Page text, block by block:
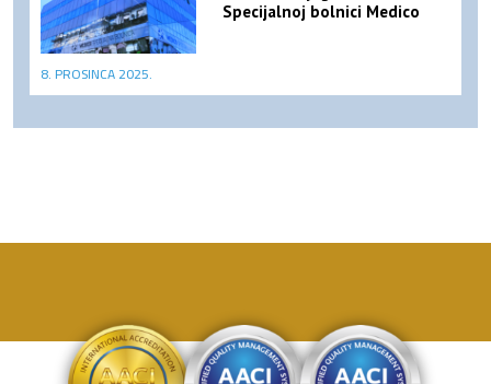
Specijalnoj bolnici Medico
8. PROSINCA 2025.